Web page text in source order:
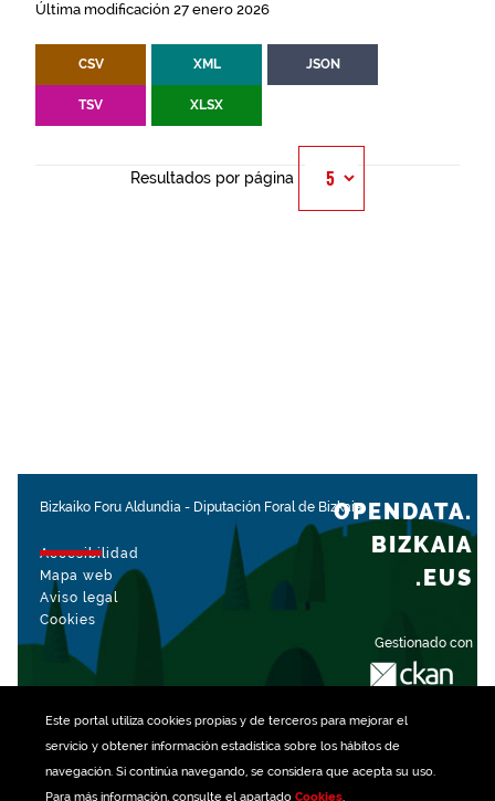
Este portal utiliza cookiespropias y de terceros para mejorar el
servicio y obtener información estadística sobre los hábitos de
navegación. Si continúa navegando, se considera que acepta su uso.
Para más información, consulte el apartado Cookies.
Última modificación 27 enero 2026
CSV XML JSON
TSV XLSX
Resultados por página
Bizkaiko Foru Aldundia - Diputación Foral de Bizkaia
Accesibilidad
Mapa web
Aviso legal
Cookies
Gestionado con
OPENDATA.
BIZKAIA
.EUS